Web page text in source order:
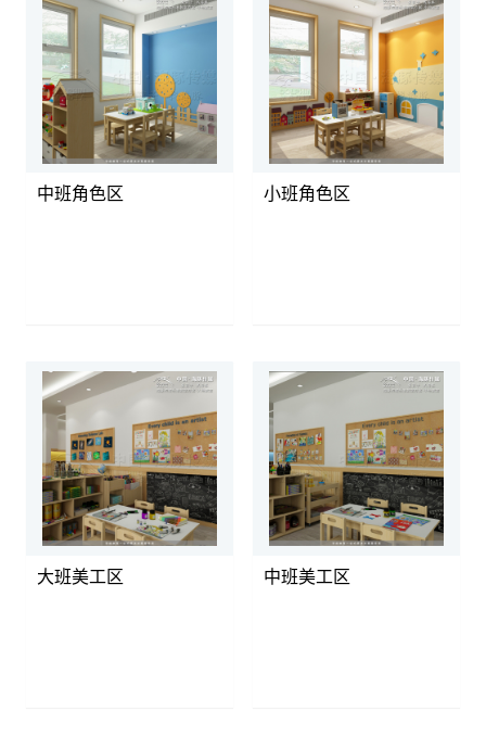
中班角色区 小班角色区
大班美工区 中班美工区